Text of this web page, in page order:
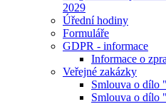
2029
Úřední hodiny
Formuláře
GDPR - informace
Informace o
Veřejné zakázky
Smlouva o dílo
Smlouva o dílo